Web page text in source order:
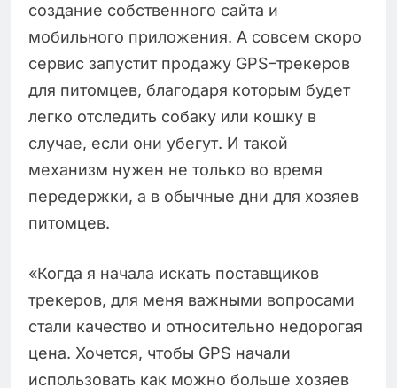
создание собственного сайта и
мобильного приложения. А совсем скоро
сервис запустит продажу GPS–трекеров
для питомцев, благодаря которым будет
легко отследить собаку или кошку в
случае, если они убегут. И такой
механизм нужен не только во время
передержки, а в обычные дни для хозяев
питомцев.
«Когда я начала искать поставщиков
трекеров, для меня важными вопросами
стали качество и относительно недорогая
цена. Хочется, чтобы GPS начали
использовать как можно больше хозяев